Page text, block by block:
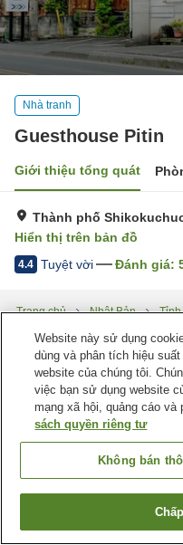
Nhà tranh
Guesthouse Pitin
Giới thiệu tổng quát
Thành phố
Hiển thị trên bản đồ
4.4 Tuyệt vời Đánh giá:
Trang chủ Nhật Bản
Tìm
Website này sử dụng
dùng và phân tích hiệu
website của chúng tôi.
việc bạn sử dụng website
mạng xã hội, quảng cáo và
sách quyền riêng tư
Không bán